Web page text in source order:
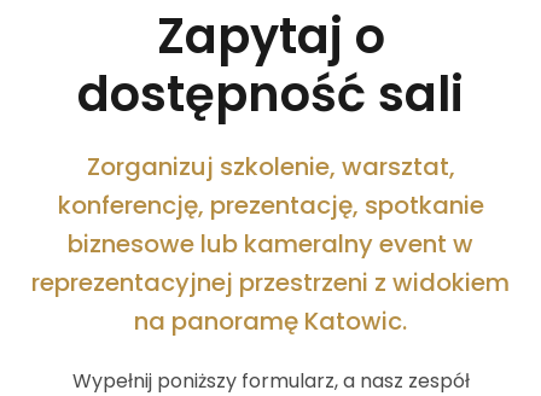
Zapytaj o
dostępność sali
Zorganizuj szkolenie, warsztat,
konferencję, prezentację, spotkanie
biznesowe lub kameralny event w
reprezentacyjnej przestrzeni z widokiem
na panoramę Katowic.
Wypełnij poniższy formularz, a nasz zespół